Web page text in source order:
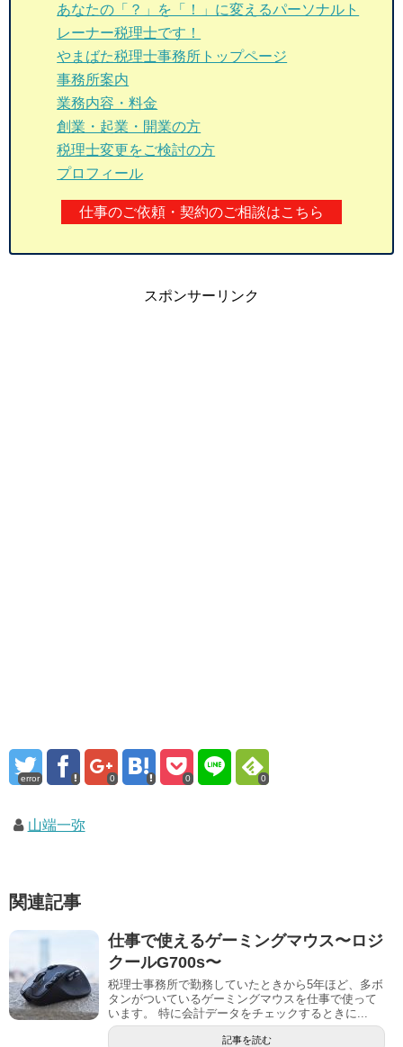
あなたの「？」を「！」に変えるパーソナルト
レーナー税理士です！
やまばた税理士事務所トップページ
事務所案内
業務内容・料金
創業・起業・開業の方
税理士変更をご検討の方
プロフィール
仕事のご依頼・契約のご相談はこちら
スポンサーリンク
error 0 0 0
山端一弥
関連記事
仕事で使えるゲーミングマウス〜ロジ
クールG700s〜
税理士事務所で勤務していたときから5年ほど、多ボ
タンがついているゲーミングマウスを仕事で使って
います。 特に会計データをチェックするときに...
記事を読む